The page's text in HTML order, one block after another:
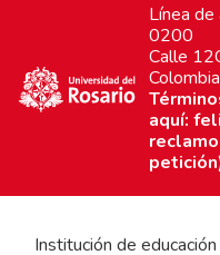
Línea
0200
Calle
Colombia
aquí:
Institución de